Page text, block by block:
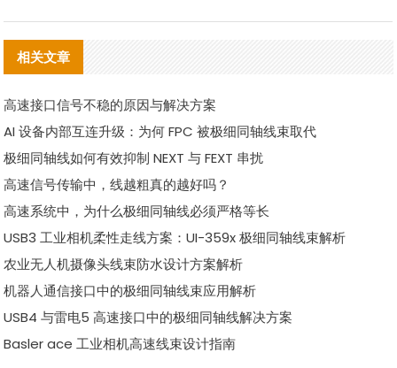
相关文章
高速接口信号不稳的原因与解决方案
AI 设备内部互连升级：为何 FPC 被极细同轴线束取代
极细同轴线如何有效抑制 NEXT 与 FEXT 串扰
高速信号传输中，线越粗真的越好吗？
高速系统中，为什么极细同轴线必须严格等长
USB3 工业相机柔性走线方案：UI-359x 极细同轴线束解析
农业无人机摄像头线束防水设计方案解析
机器人通信接口中的极细同轴线束应用解析
USB4 与雷电5 高速接口中的极细同轴线解决方案
Basler ace 工业相机高速线束设计指南